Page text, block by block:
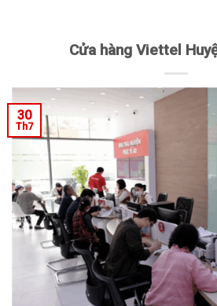
Cửa hàng Viettel
30
Th7